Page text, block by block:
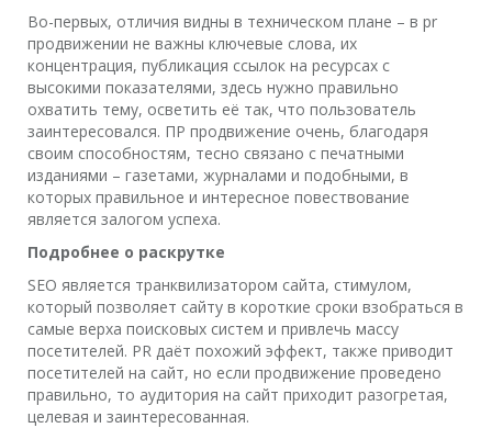
Во-первых, отличия видны в техническом плане – в pr
продвижении не важны ключевые слова, их
концентрация, публикация ссылок на ресурсах с
высокими показателями, здесь нужно правильно
охватить тему, осветить её так, что пользователь
заинтересовался. ПР продвижение очень, благодаря
своим способностям, тесно связано с печатными
изданиями – газетами, журналами и подобными, в
которых правильное и интересное повествование
является залогом успеха.
Подробнее о раскрутке
SEO является транквилизатором сайта, стимулом,
который позволяет сайту в короткие сроки взобраться в
самые верха поисковых систем и привлечь массу
посетителей. PR даёт похожий эффект, также приводит
посетителей на сайт, но если продвижение проведено
правильно, то аудитория на сайт приходит разогретая,
целевая и заинтересованная.